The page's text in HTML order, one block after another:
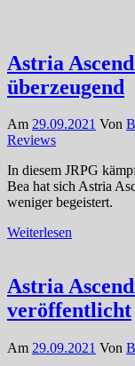
Astria
überzeugend
Am 29.09.2021 Von
Reviews
In diesem JRPG
Bea hat sich Astria
weniger begeistert.
Weiterlesen
Astria
veröffentlicht
Am 29.09.2021 Von